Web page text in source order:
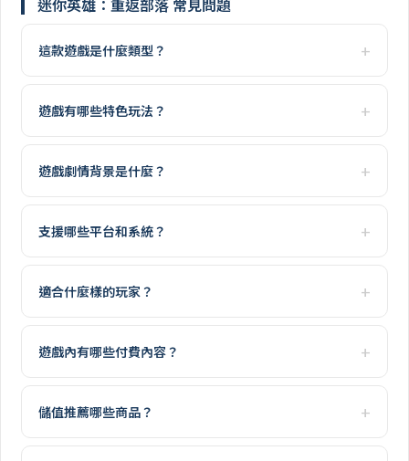
迷你英雄：重返部落 常見問題
這款遊戲是什麼類型？
遊戲有哪些特色玩法？
遊戲劇情背景是什麼？
支援哪些平台和系統？
適合什麼樣的玩家？
遊戲內有哪些付費內容？
儲值推薦哪些商品？